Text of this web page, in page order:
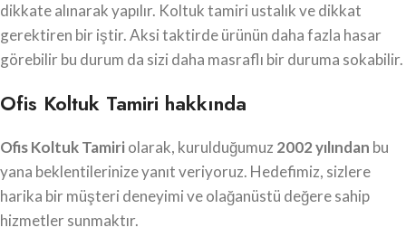
dikkate alınarak yapılır. Koltuk tamiri ustalık ve dikkat
gerektiren bir iştir. Aksi taktirde ürünün daha fazla hasar
görebilir bu durum da sizi daha masraflı bir duruma sokabilir.
Ofis Koltuk Tamiri hakkında
Ofis Koltuk Tamiriolarak, kurulduğumuz 2002 yılından bu
yana beklentilerinize yanıt veriyoruz. Hedefimiz, sizlere
harika bir müşteri deneyimi ve olağanüstü değere sahip
hizmetler sunmaktır.